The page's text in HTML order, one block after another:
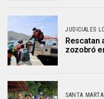
JUDICIALES
Rescatan
zozobró
SANTA MARTA